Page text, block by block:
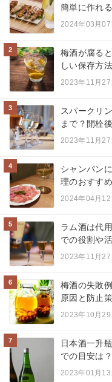
簡単に作れ
2024年03月07
2
梅酒が腐る
しい保存方
2023年11月27
3
スパークリ
まで？開栓
2023年11月27
4
シャンパン
理のおすす
2024年04月12
5
ラム酒は代
での役割や
2023年11月27
6
梅酒の失敗
原因と防止
2023年10月29
7
日本酒一升
での目安は？
2023年01月13